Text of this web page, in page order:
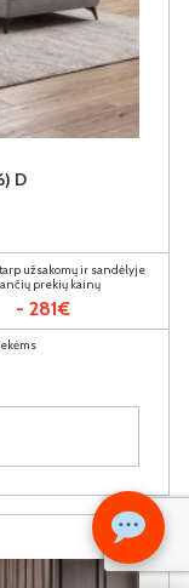
D
užsakomų ir sandėlyje
prekių kainų
- 281€